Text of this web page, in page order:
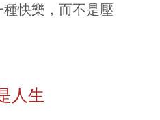
快樂，而不是壓
人生